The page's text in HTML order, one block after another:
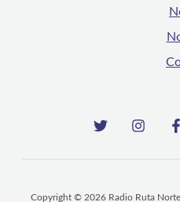
Copyright © 2026 Radio Ruta